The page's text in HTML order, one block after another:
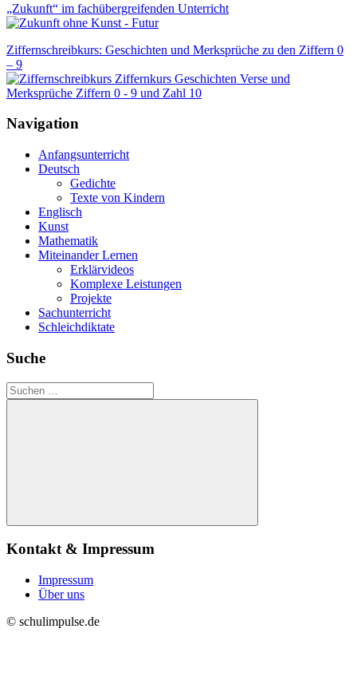
„Zukunft“ im fachübergreifenden Unterricht
Ziffernschreibkurs: Geschichten und Merksprüche zu den Ziffern 0
– 9
Navigation
Anfangsunterricht
Deutsch
Gedichte
Texte von Kindern
Englisch
Kunst
Mathematik
Miteinander Lernen
Erklärvideos
Komplexe Leistungen
Projekte
Sachunterricht
Schleichdiktate
Suche
Suchen
nach:
Suchen
Kontakt & Impressum
Impressum
Über uns
© schulimpulse.de